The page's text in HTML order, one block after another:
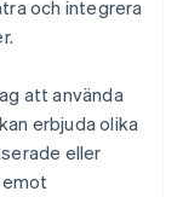
och integrera
att använda
erbjuda olika
eller
emot